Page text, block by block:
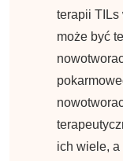
terapii TILs
może być
ich wiele,